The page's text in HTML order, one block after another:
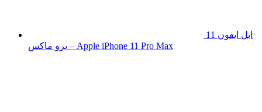
ابل ايفون 11
برو ماكس – Apple iPhone 11 Pro Max